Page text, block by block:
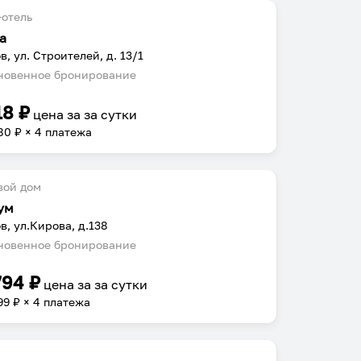
ул. Строителей, д. 13/1
бронирование
₽ цена заза сутки
₽ × 4 платежа
дом
ул.Кирова, д.138
бронирование
₽ цена заза сутки
₽ × 4 платежа